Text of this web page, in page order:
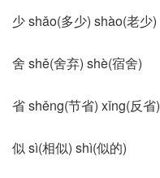
少 shǎo(多少) shào(老少)
舍 shě(舍弃) shè(宿舍)
省 shěng(节省) xǐng(反省)
似 sì(相似) shì(似的)